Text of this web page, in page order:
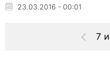
23.03.2016 - 00:01
7